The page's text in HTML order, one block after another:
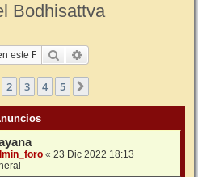
Bodhisattva
Buscar
2 3 4 5
« 23 Dic 2022 18:13